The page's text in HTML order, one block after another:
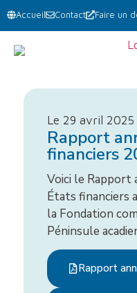
Accueil Contact Faire un
Le 29 avril 2025
Rapport
financiers
Voici le Rapport
États financiers
la Fondation
Péninsule
Rapport